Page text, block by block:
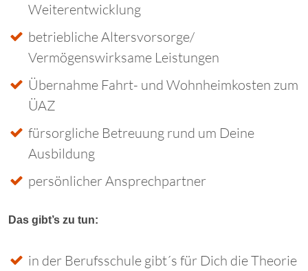
Weiterentwicklung
betriebliche Altersvorsorge/
Vermögenswirksame Leistungen
Übernahme Fahrt- und Wohnheimkosten zum
ÜAZ
fürsorgliche Betreuung rund um Deine
Ausbildung
persönlicher Ansprechpartner
Das gibt’s zu tun:
in der Berufsschule gibt´s für Dich die Theorie